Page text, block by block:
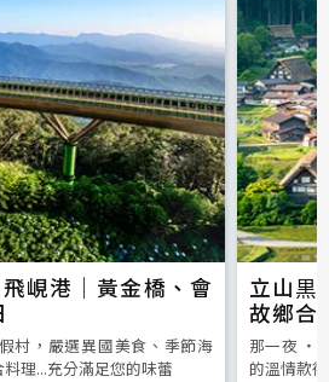
峴港｜黃金橋、會
村，嚴選異國美食、季節海
理...充分滿足您的味蕾
立山黒
故鄉合
5日
那一夜 ‧
的溫情款